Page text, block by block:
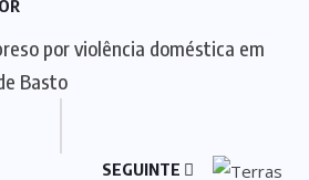
por violência doméstica em
Basto
SEGUINTE